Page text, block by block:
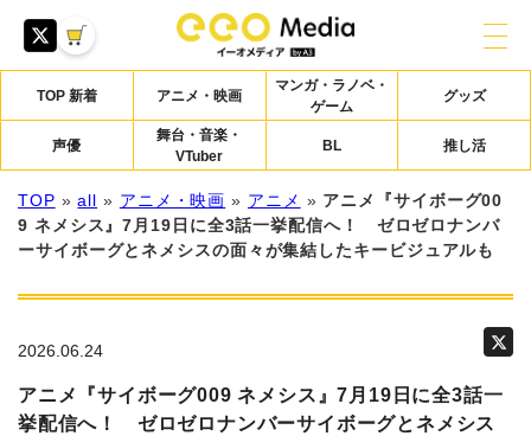
TOP 新着 アニメ・映画
マンガ・ラノベ・
ゲーム
グッズ
声優
舞台・音楽・
VTuber
BL 推し活
TOP »all » アニメ・映画 » アニメ » アニメ『サイボーグ00
9 ネメシス』7月19日に全3話一挙配信へ！ ゼロゼロナンバ
ーサイボーグとネメシスの面々が集結したキービジュアルも
2026.06.24
アニメ『サイボーグ009 ネメシス』7月19日に全3話一
挙配信へ！ ゼロゼロナンバーサイボーグとネメシス